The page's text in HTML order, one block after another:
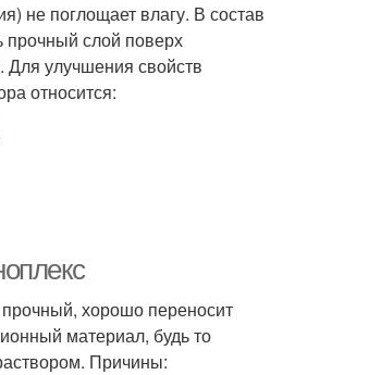
не поглощает влагу. В состав
прочный слой поверх
Для улучшения свойств
относится:
прочный, хорошо переносит
материал, будь то
Причины: